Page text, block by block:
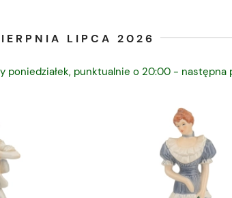
LIPCA 2026
poniedziałek, punktualnie o 20:00 -